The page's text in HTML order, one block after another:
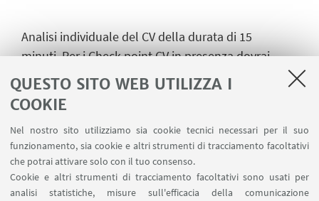
QUESTO SITO WEB UTILIZZA I
COOKIE
Nel nostro sito utilizziamo sia cookie tecnici necessari per il suo
funzionamento, sia cookie e altri strumenti di tracciamento facoltativi
che potrai attivare solo con il tuo consenso.
Cookie e altri strumenti di tracciamento facoltativi sono usati per
analisi statistiche, misure sull'efficacia della comunicazione
Analisi individuale del CV della durata di 15
minuti. Per i Check point CV in presenza dovrai
portare con teuna copia stampata del tuo cv
una
penna per prendere appunti. Controlla la posta per
eventuali indicazioni che riceverai il giorno prima.
Il Check CV sarà svolto presso ilServizio di
Orientamento al Lavoro, L.go Trombetti 1, Bologna.
Non è necessaria la prenotazione.